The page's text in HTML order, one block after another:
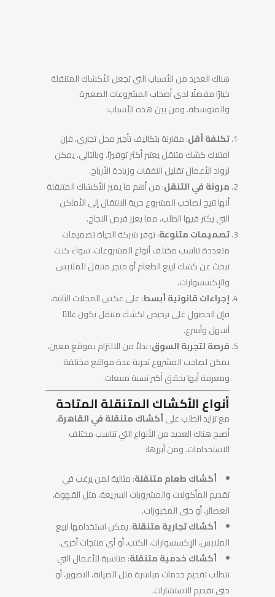
هناك العديد من الأسباب التي تجعل الأكشاك المتنقلة
خيارًا مفضلًا لدى أصحاب المشروعات الصغيرة
والمتوسطة. ومن بين هذه الأسباب:
تكلفة أقل: مقارنة بتكاليف تأجير محل تجاري، فإن
امتلاك كشك متنقل يعتبر أكثر توفيرًا. وبالتالي، يمكن
لرواد الأعمال تقليل النفقات وزيادة الأرباح.
مرونة في التنقل: من أهم ما يميز الأكشاك المتنقلة
أنها تتيح لصاحب المشروع حرية الانتقال إلى الأماكن
التي يكثر فيها الطلب، مما يعزز فرص النجاح.
تصميمات متنوعة: توفر شركة الحياة تصميمات
متعددة تناسب مختلف أنواع المشروعات، سواء كنت
تبحث عن كشك لبيع الطعام أو متجر متنقل للملابس
والإكسسوارات.
إجراءات قانونية أبسط: على عكس المحلات الثابتة،
فإن الحصول على ترخيص لكشك متنقل يكون غالبًا
أسهل وأسرع.
فرصة لتجربة السوق: بدلاً من الالتزام بموقع معين،
يمكن لصاحب المشروع تجربة عدة مواقع مختلفة
ومعرفة أيها يحقق أكبر نسبة مبيعات.
أنواع الأكشاك المتنقلة المتاحة
مع تزايد الطلب علىأكشاك متنقلة في القاهرة،
أصبح هناك العديد من الأنواع التي تناسب مختلف
الاستخدامات. ومن أبرزها:
أكشاك طعام متنقلة: مثالية لمن يرغب في
تقديم المأكولات والمشروبات السريعة، مثل القهوة،
العصائر، أو حتى المخبوزات.
أكشاك تجارية متنقلة: يمكن استخدامها لبيع
الملابس، الإكسسوارات، الكتب، أو أي منتجات أخرى.
أكشاك خدمية متنقلة: مناسبة للأعمال التي
تتطلب تقديم خدمات مباشرة مثل الصيانة، التصوير، أو
حتى تقديم الاستشارات.